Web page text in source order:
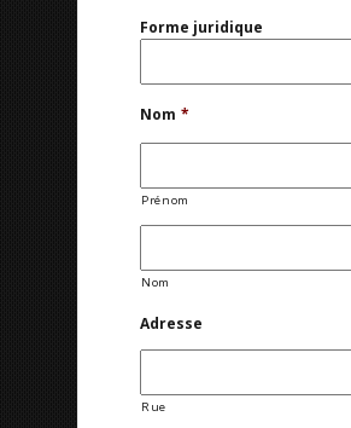
Forme juridique
Nom *
Prénom
Nom
Adresse
Rue